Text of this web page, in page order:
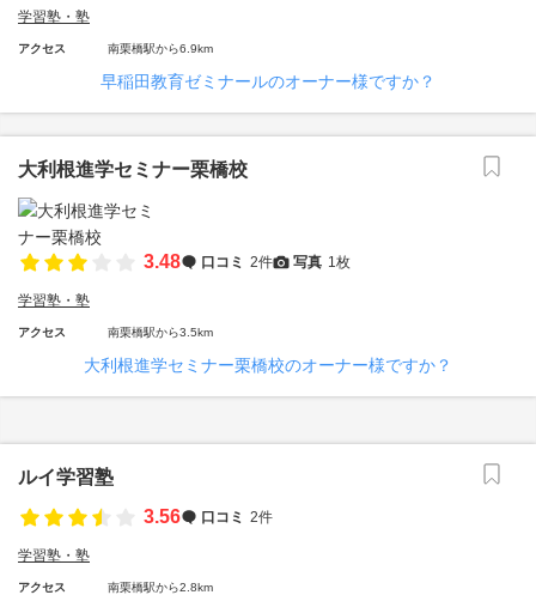
学習塾・塾
アクセス 南栗橋駅から6.9km
早稲田教育ゼミナールのオーナー様ですか？
大利根進学セミナー栗橋校
3.48 口コミ 2件 写真 1枚
学習塾・塾
アクセス 南栗橋駅から3.5km
大利根進学セミナー栗橋校のオーナー様ですか？
ルイ学習塾
3.56
口コミ 2件
学習塾・塾
アクセス 南栗橋駅から2.8km